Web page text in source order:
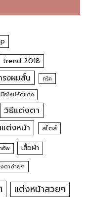
trend 2018
รงผมสั้น ทริค
มือใหม่หัดแต่ง
วิธีแต่งตา
ต่งหน้า สไตล์
อัพ เสื้อผ้า
ตาง่ายๆ
แต่งหน้าสวยๆ